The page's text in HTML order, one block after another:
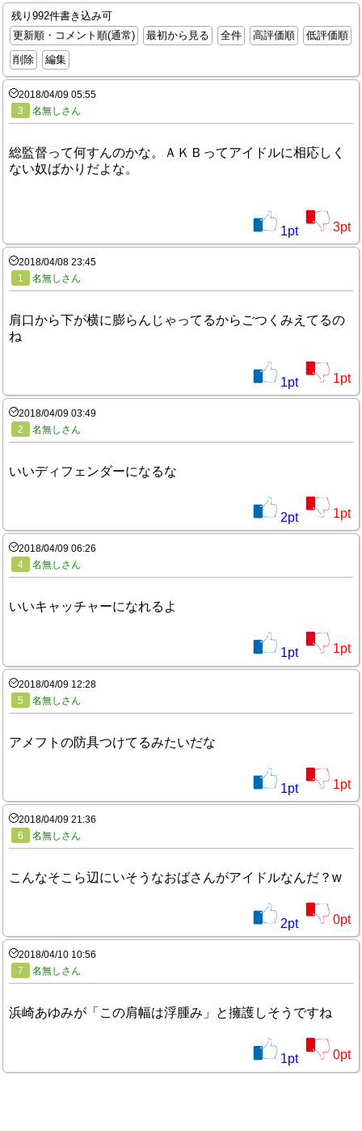
残り992件書き込み可
更新順・コメント順(通常)
最初から見る 全件 高評価順
低評価順
削除
編集
2018/04/09 05:55
3
名無しさん
総監督って何すんのかな。ＡＫＢってアイドルに相応しく
ない奴ばかりだよな。
1pt 3pt
2018/04/08 23:45
1
名無しさん
肩口から下が横に膨らんじゃってるからごつくみえてるの
ね
1pt 1pt
2018/04/09 03:49
2
名無しさん
いいディフェンダーになるな
2pt 1pt
2018/04/09 06:26
4
名無しさん
いいキャッチャーになれるよ
1pt 1pt
2018/04/09 12:28
5
名無しさん
アメフトの防具つけてるみたいだな
1pt 1pt
2018/04/09 21:36
6
名無しさん
こんなそこら辺にいそうなおばさんがアイドルなんだ？w
2pt 0pt
2018/04/10 10:56
7
名無しさん
浜崎あゆみが「この肩幅は浮腫み」と擁護しそうですね
1pt 0pt